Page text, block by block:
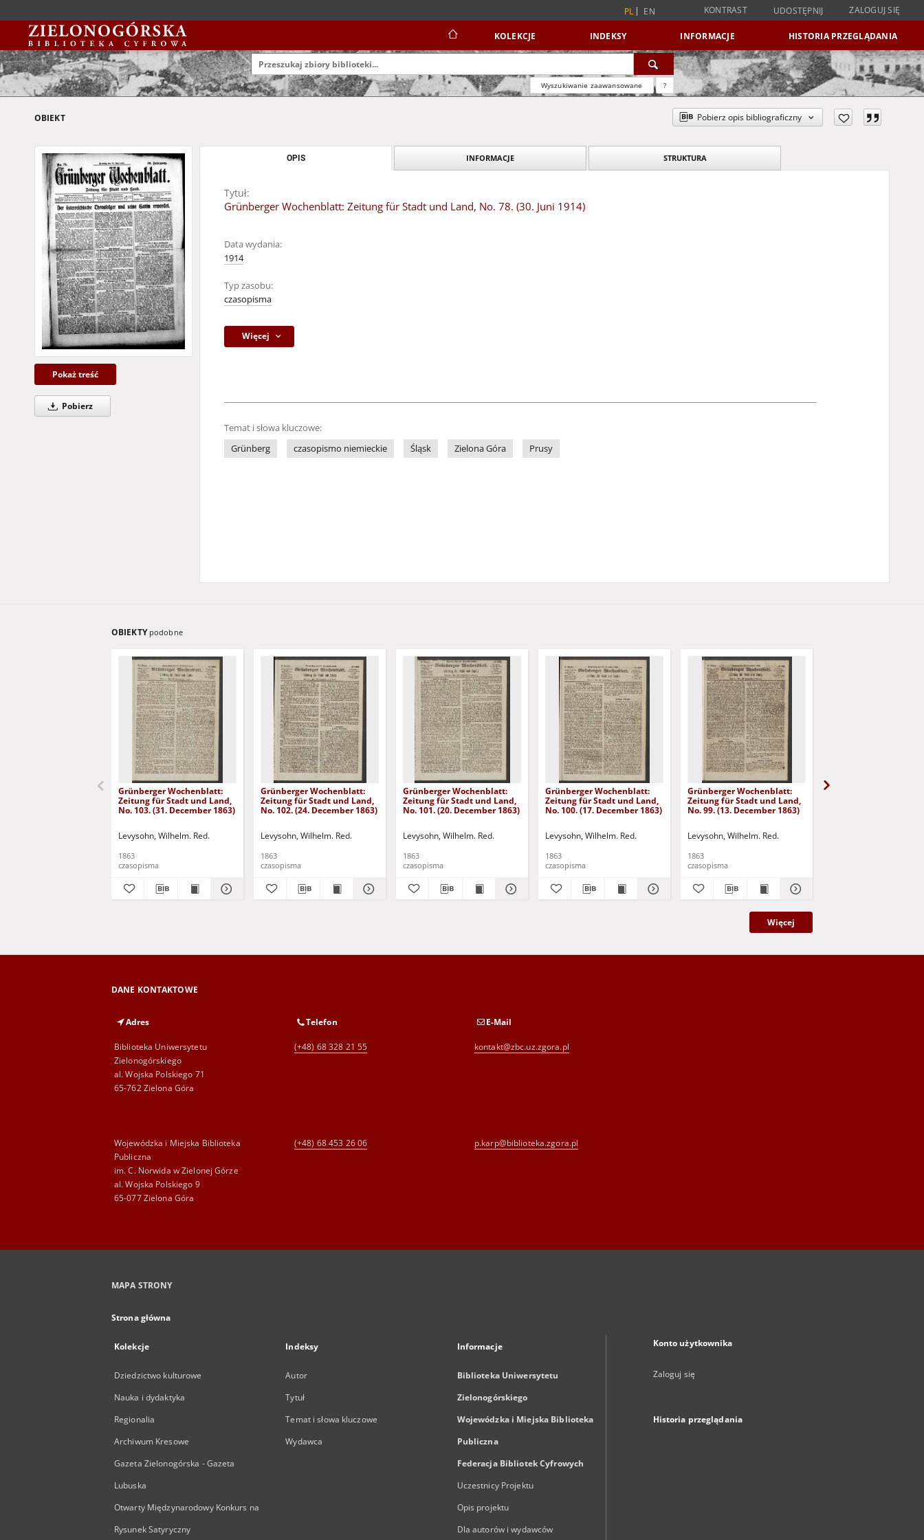
PL EN KONTRAST UDOSTĘPNIJ ZALOGUJ SIĘ
KOLEKCJE INDEKSY INFORMACJE HISTORIA PRZEGLĄDANIA
Wyszukiwanie zaawansowane ?
OBIEKT Pobierz opis bibliograficzny
Pokaż treść
Pobierz
OPIS INFORMACJE STRUKTURA
Tytuł:
Grünberger Wochenblatt: Zeitung für Stadt und Land, No. 78. (30. Juni 1914)
Data wydania:
1914
Typ zasobu:
czasopisma
Więcej
Temat i słowa kluczowe:
Grünberg
czasopismo niemieckie Śląsk Zielona Góra Prusy
OBIEKTY podobne
Grünberger Wochenblatt:
Zeitung für Stadt und Land,
No. 103. (31. December 1863)
Levysohn, Wilhelm. Red.
1863
czasopisma
Grünberger Wochenblatt:
Zeitung für Stadt und Land,
No. 102. (24. December 1863)
Levysohn, Wilhelm. Red.
1863
czasopisma
Grünberger Wochenblatt:
Zeitung für Stadt und Land,
No. 101. (20. December 1863)
Levysohn, Wilhelm. Red.
1863
czasopisma
Grünberger Wochenblatt:
Zeitung für Stadt und Land,
No. 100. (17. December 1863)
Levysohn, Wilhelm. Red.
1863
czasopisma
Grünberger Wochenblatt:
Zeitung für Stadt und Land,
No. 99. (13. December 1863)
Levysohn, Wilhelm. Red.
1863
czasopisma
Więcej
DANE KONTAKTOWE
Adres
Biblioteka Uniwersytetu
Zielonogórskiego
al. Wojska Polskiego 71
65-762 Zielona Góra
Telefon
(+48) 68 328 21 55
E-Mail
kontakt@zbc.uz.zgora.pl
Wojewódzka i Miejska Biblioteka
Publiczna
im. C. Norwida w Zielonej Górze
al. Wojska Polskiego 9
65-077 Zielona Góra
(+48) 68 453 26 06 p.karp@biblioteka.zgora.pl
MAPA STRONY
Strona główna
Kolekcje
Dziedzictwo kulturowe
Nauka i dydaktyka
Regionalia
Archiwum Kresowe
Gazeta Zielonogórska - Gazeta
Lubuska
Otwarty Międzynarodowy Konkurs na
Rysunek Satyryczny
Indeksy
Autor
Tytuł
Temat i słowa kluczowe
Wydawca
Informacje
Biblioteka Uniwersytetu
Zielonogórskiego
Wojewódzka i Miejska Biblioteka
Publiczna
Federacja Bibliotek Cyfrowych
Uczestnicy Projektu
Opis projektu
Dla autorów i wydawców
Konto użytkownika
Zaloguj się
Historia przeglądania